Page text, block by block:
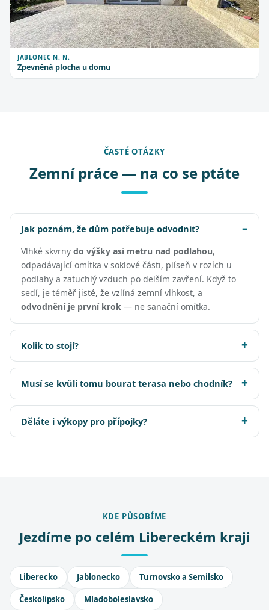
JABLONEC N. N.
Zpevněná plocha u domu
ČASTÉ OTÁZKY
Zemní práce — na co se ptáte
Jak poznám, že dům potřebuje odvodnit?
Vlhké skvrny do výšky asi metru nad podlahou,
odpadávající omítka v soklové části, plíseň v rozích u
podlahy a zatuchlý vzduch po delším zavření. Když to
sedí, je téměř jisté, že vzlíná zemní vlhkost, a
odvodnění je první krok — ne sanační omítka.
Kolik to stojí?
Musí se kvůli tomu bourat terasa nebo chodník?
Děláte i výkopy pro přípojky?
KDE PŮSOBÍME
Jezdíme po celém Libereckém kraji
Liberecko Jablonecko Turnovsko a Semilsko
Českolipsko Mladoboleslavsko